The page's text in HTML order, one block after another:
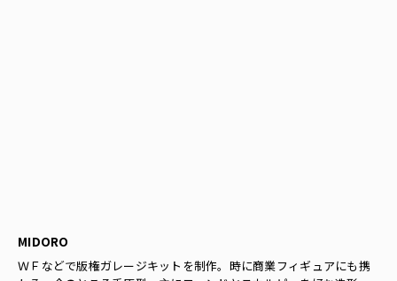
MIDORO
ＷＦなどで版権ガレージキットを制作。 時に商業フィギュアにも携